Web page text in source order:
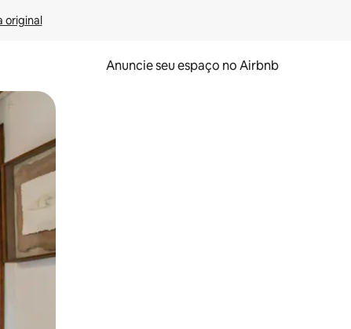
original
Anuncie seu espaço no Airbnb
o dedo na tela.